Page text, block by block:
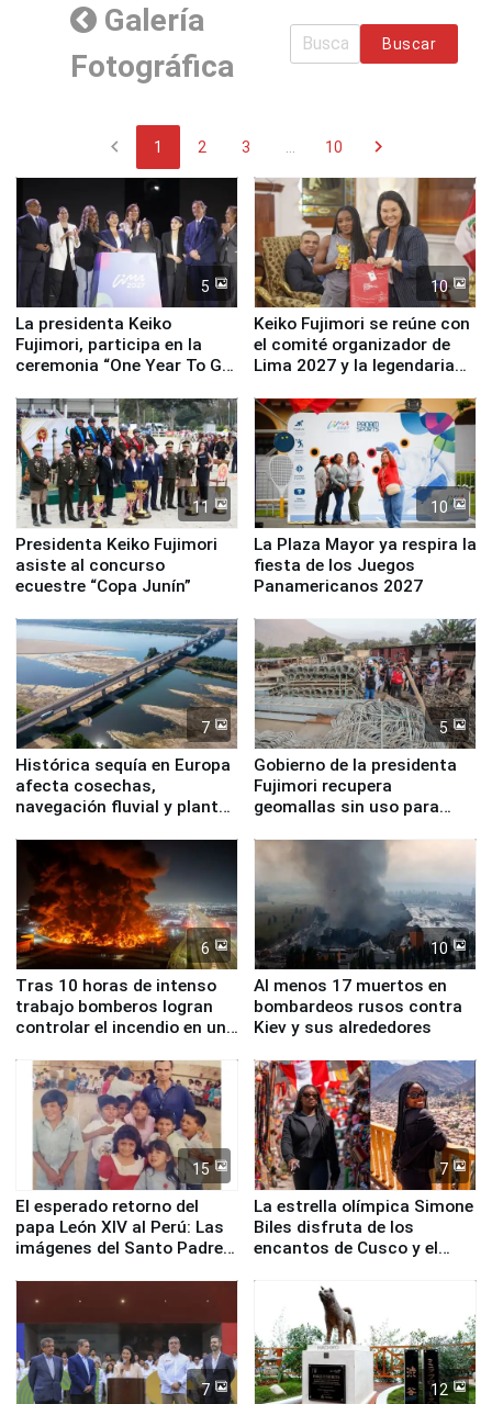
Galería
Fotográfica
Buscar
chevron_left 1 2 3 10 chevron_right
5
La presidenta Keiko
Fujimori, participa en la
ceremonia “One Year To Go
10
Keiko Fujimori se reúne con
el comité organizador de
Lima 2027 y la legendaria
11
Presidenta Keiko Fujimori
asiste al concurso
ecuestre “Copa Junín”
10
La Plaza Mayor ya respira la
fiesta de los Juegos
Panamericanos 2027
7
Histórica sequía en Europa
afecta cosechas,
navegación fluvial y plantas
5
Gobierno de la presidenta
Fujimori recupera
geomallas sin uso para
Fenómeno El Niño
6
Tras 10 horas de intenso
trabajo bomberos logran
controlar el incendio en una
de Chile
10
Al menos 17 muertos en
bombardeos rusos contra
Kiev y sus alrededores
15
El esperado retorno del
papa León XIV al Perú: Las
imágenes del Santo Padre
7
La estrella olímpica Simone
Biles disfruta de los
encantos de Cusco y el
7 12